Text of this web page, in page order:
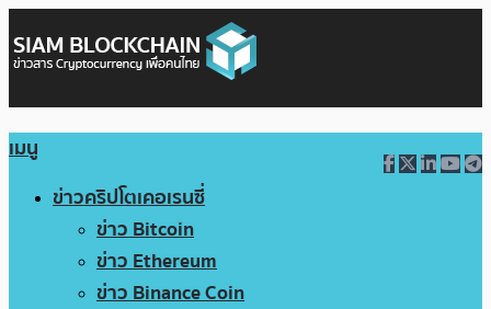
เมนู
ข่าวคริปโตเคอเรนซี่
ข่าว Bitcoin
ข่าว Ethereum
ข่าว Binance Coin